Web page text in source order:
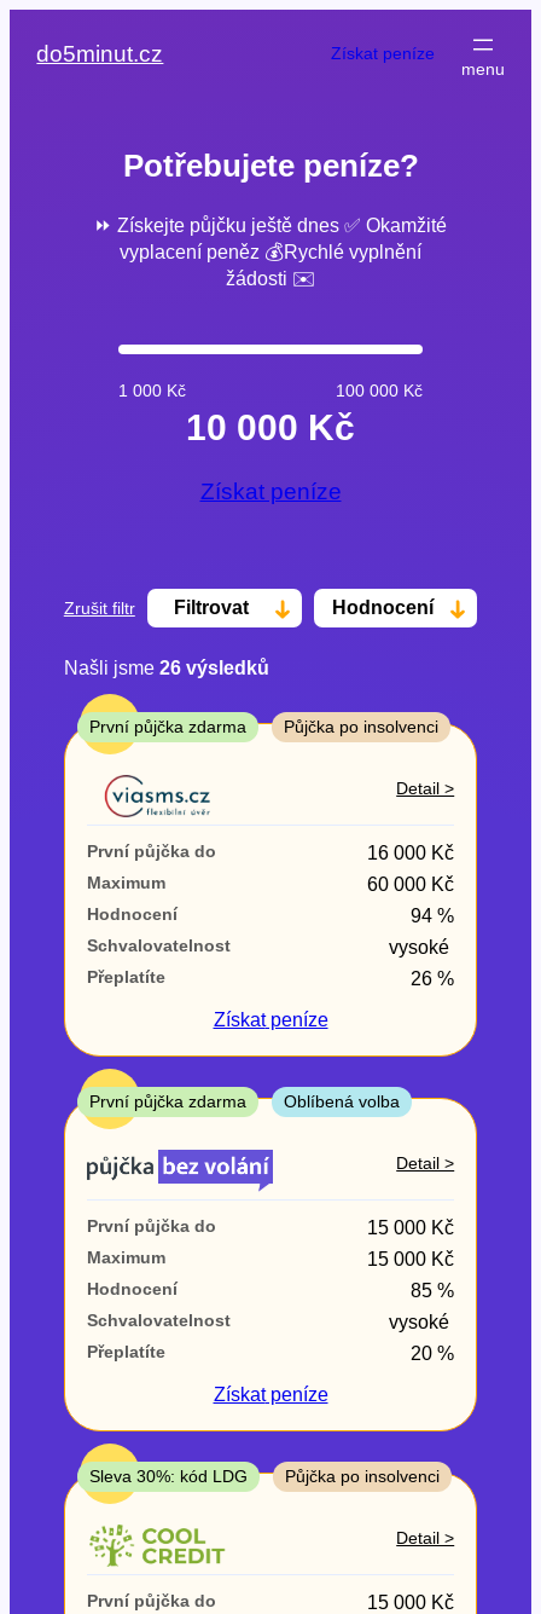
do5minut.cz Získat peníze
Potřebujete peníze?
⏩ Získejte půjčku ještě dnes ✅ Okamžité
vyplacení peněz 💰Rychlé vyplnění
žádosti ✉️
1 000 Kč 100 000 Kč
10 000 Kč
Získat peníze
Zrušit filtr Filtrovat Hodnocení
Cena
Od
První půjčka zdarma
–
ano
ne
Ve zkušebce
ano
ne
V exekuci
ne
Po insolvenci
ano
V hotovosti
ano
ne
Našli jsme 26výsledků
TOP
První půjčka zdarma Půjčka po insolvenci
Detail >
První půjčka do 16 000 Kč
Maximum 60 000 Kč
Hodnocení 94 %
Schvalovatelnost vysoké
Přeplatíte
26 %
Získatpeníze
TOP
První půjčka zdarma Oblíbená volba
Detail >
První půjčka do 15 000 Kč
Maximum 15 000 Kč
Hodnocení 85 %
Schvalovatelnost vysoké
Přeplatíte
20 %
Získatpeníze
TOP
Sleva 30%: kód LDG Půjčka po insolvenci
Detail >
První půjčka do 15 000 Kč